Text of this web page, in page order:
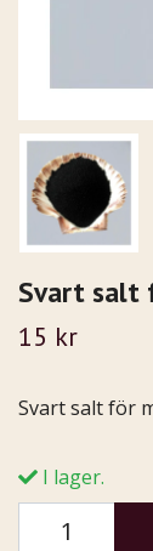
Svart salt
15 kr
Svart salt för
I lager.